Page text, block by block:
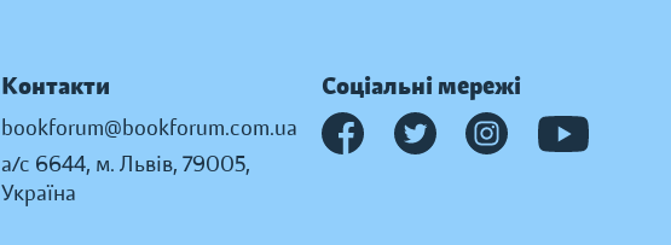
Контакти
bookforum@bookforum.com.ua
а/с 6644, м. Львів, 79005,
Україна
Соціальні мережі